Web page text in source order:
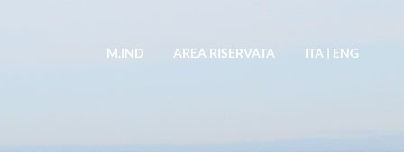
M.IND AREA RISERVATA ITA | ENG